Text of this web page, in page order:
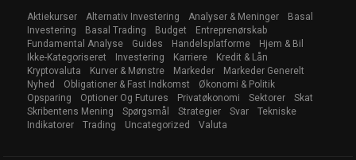
Aktiekurser Alternativ Investering Analyser & Meninger
Basal
Investering
Basal Trading Budget
Entreprenørskab
Fundamental Analyse
Guides Handelsplatforme
Hjem & Bil
Ikke-Kategoriseret
Investering Karriere
Kredit & Lån
Kryptovaluta
Kurver & Mønstre Markeder
Markeder Generelt
Nyhed
Obligationer & Fast Indkomst
Økonomi & Politik
Opsparing
Optioner Og Futures Privatøkonomi Sektorer
Skat
Skribentens Mening
Spørgsmål Strategier Svar
Tekniske
Indikatorer
Trading Uncategorized Valuta